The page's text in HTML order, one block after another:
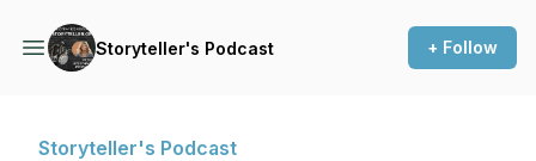
Storyteller's Podcast + Follow
Storyteller's Podcast